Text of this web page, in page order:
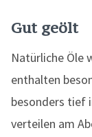
Gut geölt
Natürliche Öle
enthalten
besonders tief
verteilen am